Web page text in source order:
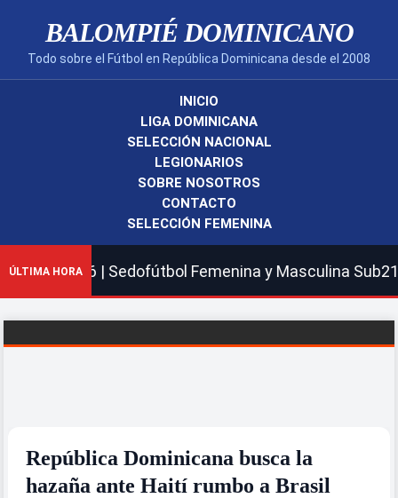
BALOMPIÉ DOMINICANO
Todo sobre el Fútbol en República Dominicana desde el 2008
INICIO
LIGA DOMINICANA
SELECCIÓN NACIONAL
LEGIONARIOS
SOBRE NOSOTROS
CONTACTO
SELECCIÓN FEMENINA
ÚLTIMA HORAFemenina y Masculina Sub21
República Dominicana busca la
hazaña ante Haití rumbo a Brasil